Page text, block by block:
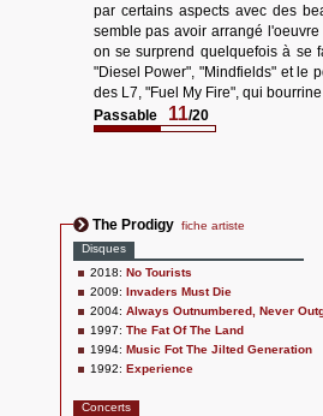
par certains aspects avec des
semble pas avoir arrangé
on se surprend quelquefois à se
"Diesel Power", "Mindfields" et le
des L7, "Fuel My Fire", qui
Passable
11/20
The Prodigy fiche artiste
Disques
2018: No Tourists
2009: Invaders Must Die
2004: Always Outnumbered, Never
1997: The Fat Of The Land
1994: Music Fot The Jilted Generation
1992: Experience
Concerts